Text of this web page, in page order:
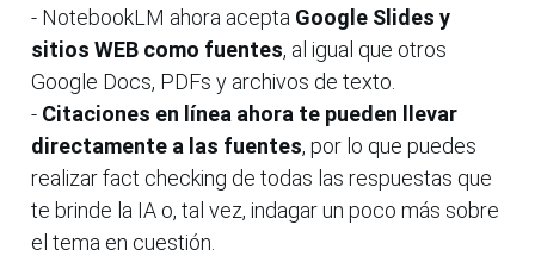
- NotebookLM ahora acepta Google Slides y
sitios WEB como fuentes, al igual que otros
Google Docs, PDFs y archivos de texto.
- Citaciones en línea ahora te pueden llevar
directamente a las fuentes, por lo que puedes
realizar fact checking de todas las respuestas que
te brinde la IA o, tal vez, indagar un poco más sobre
el tema en cuestión.